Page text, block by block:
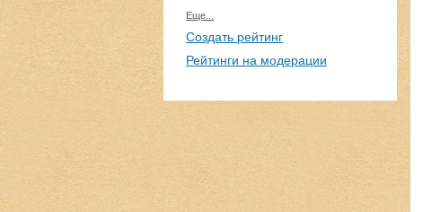
Еще...
Создать рейтинг
Рейтинги на модерации